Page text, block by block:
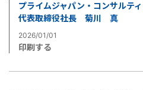
プライムジャパン・コンサルテ
代表取締役社長 菊川 真
2026/01/01
印刷する